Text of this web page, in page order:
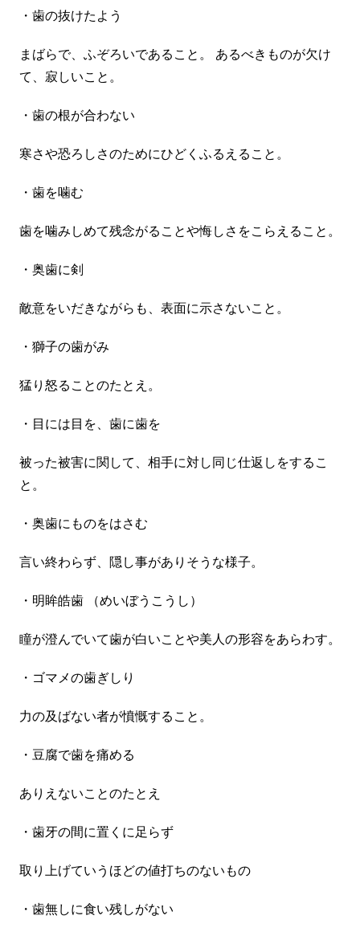
・歯の抜けたよう
まばらで、ふぞろいであること。 あるべきものが欠け
て、寂しいこと。
・歯の根が合わない
寒さや恐ろしさのためにひどくふるえること。
・歯を噛む
歯を噛みしめて残念がることや悔しさをこらえること。
・奥歯に剣
敵意をいだきながらも、表面に示さないこと。
・獅子の歯がみ
猛り怒ることのたとえ。
・目には目を、歯に歯を
被った被害に関して、相手に対し同じ仕返しをするこ
と。
・奥歯にものをはさむ
言い終わらず、隠し事がありそうな様子。
・明眸皓歯 （めいぼうこうし）
瞳が澄んでいて歯が白いことや美人の形容をあらわす。
・ゴマメの歯ぎしり
力の及ばない者が憤慨すること。
・豆腐で歯を痛める
ありえないことのたとえ
・歯牙の間に置くに足らず
取り上げていうほどの値打ちのないもの
・歯無しに食い残しがない